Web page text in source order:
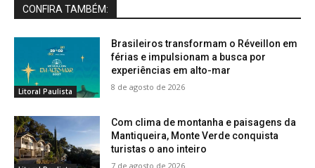
CONFIRA TAMBÉM:
Litoral Paulista
Brasileiros transformam o Réveillon em
férias e impulsionam a busca por
experiências em alto-mar
8 de agosto de 2026
Com clima de montanha e paisagens da
Mantiqueira, Monte Verde conquista
turistas o ano inteiro
7 de agosto de 2026